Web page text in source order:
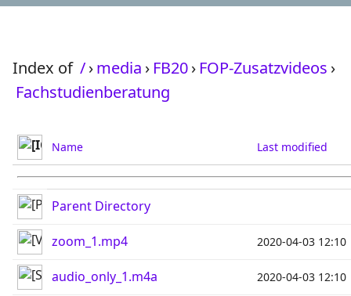
Index of /›media › FB20› FOP-Zusatzvideos ›
Fachstudienberatung
Name Last modified
Parent Directory
zoom_1.mp4 2020-04-03 12:10
audio_only_1.m4a 2020-04-03 12:10